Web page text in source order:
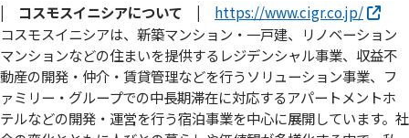
| コスモスイニシアについて |
https://www.cigr.co.jp/
コスモスイニシアは、新築マンション・一戸建、リノベーション
マンションなどの住まいを提供するレジデンシャル事業、収益不
動産の開発・仲介・賃貸管理などを行うソリューション事業、フ
ァミリー・グループでの中長期滞在に対応するアパートメントホ
テルなどの開発・運営を行う宿泊事業を中心に展開しています。社